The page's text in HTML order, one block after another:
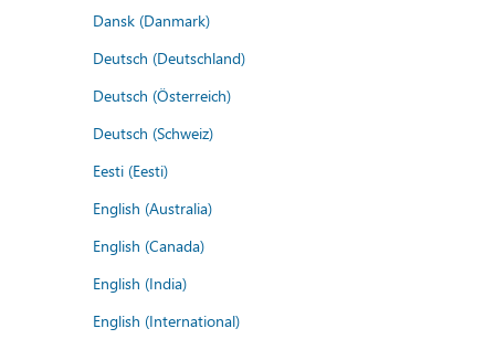
Dansk (Danmark)
Deutsch (Deutschland)
Deutsch (Österreich)
Deutsch (Schweiz)
Eesti (Eesti)
English (Australia)
English (Canada)
English (India)
English (International)